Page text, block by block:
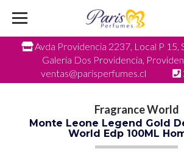
Avda Providencia 2237, Local P 15,
Galeria Dos Providencia,
ventas@parisperfumes.cl
Fragrance World
Monte Leone Legend Gold
World Edp 100ML